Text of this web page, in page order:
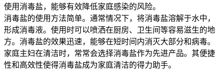
使用消毒盐，能够有效降低家庭感染的风险。
消毒盐的使用方法简单。通常情况下，将消毒盐溶解于水中，
形成消毒液。使用时可以喷洒在厨房、卫生间等容易滋生的地
方。消毒盐的效果迅速，能够在短时间内消灭大部分和病毒。
家庭主妇在清洁时，常常会选择消毒盐作为先进产品。其便捷
性和高效性使得消毒盐成为家庭清洁的得力助手。